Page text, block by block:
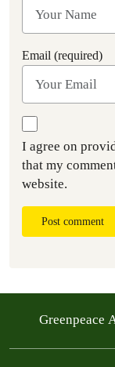
Email (required)
I agree on
that my
website.
Post comment
Greenpeace